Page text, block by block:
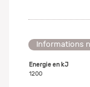
Informations
Energie en kJ
1200